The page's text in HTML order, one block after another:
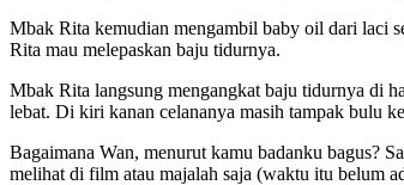
Mbak Rita kemudian mengambil baby oil dari laci
Rita mau melepaskan baju tidurnya.
Mbak Rita langsung mengangkat baju tidurnya di
lebat. Di kiri kanan celananya masih tampak bulu
Bagaimana Wan, menurut kamu badanku bagus?
melihat di film atau majalah saja (waktu itu belum